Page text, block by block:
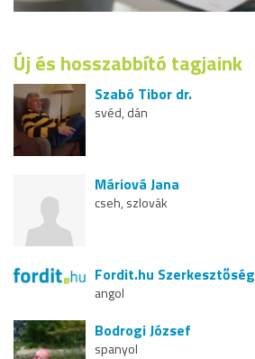
Új és hosszabbító tagjaink
Szabó Tibor dr.
svéd, dán
Máriová Jana
cseh, szlovák
Fordit.hu Szerkesztőség
angol
Bodrogi József
spanyol